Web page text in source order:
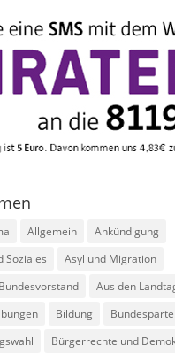
Allgemein
Ankündigung
Soziales
Asyl und Migration
Aus den
Bildung
Bürgerrechte und